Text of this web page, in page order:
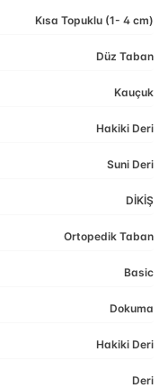
Kısa Topuklu (1- 4 cm)
Düz Taban
Kauçuk
Hakiki Deri
Suni Deri
DİKİŞ
Ortopedik Taban
Basic
Dokuma
Hakiki Deri
Deri